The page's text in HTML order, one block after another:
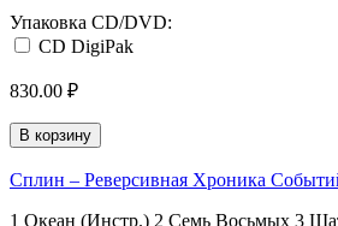
Упаковка CD/DVD:
CD DigiPak
830.00 ₽
В корзину
Сплин ‎– Реверсивная Хроника
1 Океан (Инстр.) 2 Семь Восьмых 3